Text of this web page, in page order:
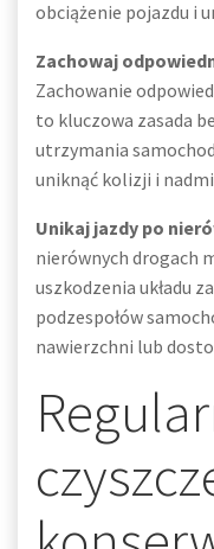
obciążenie pojazdu i
Zachowaj
Zachowanie
to kluczowa zasada
utrzymania
uniknąć kolizji i
Unikaj jazdy po
nierównych drogach
uszkodzenia układu
podzespołów
nawierzchni lub